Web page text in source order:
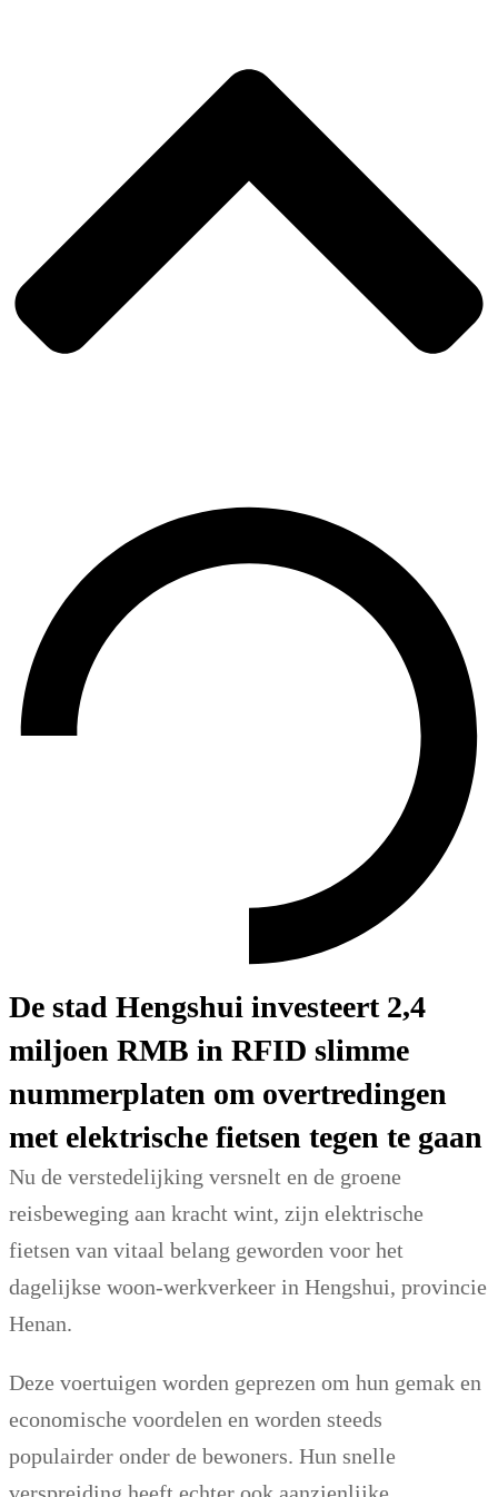
De stad Hengshui investeert 2,4
miljoen RMB in RFID slimme
nummerplaten om overtredingen
met elektrische fietsen tegen te gaan
Nu de verstedelijking versnelt en de groene
reisbeweging aan kracht wint, zijn elektrische
fietsen van vitaal belang geworden voor het
dagelijkse woon-werkverkeer in Hengshui, provincie
Henan.
Deze voertuigen worden geprezen om hun gemak en
economische voordelen en worden steeds
populairder onder de bewoners. Hun snelle